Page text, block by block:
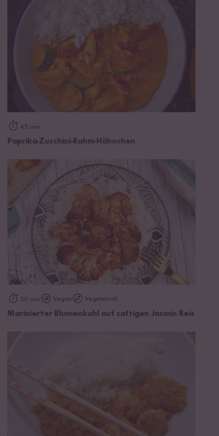
45 min
Paprika-Zucchini-Rahm-Hähnchen
50 min Vegan Vegetarisch
Marinierter Blumenkohl auf saftigen Jasmin Reis